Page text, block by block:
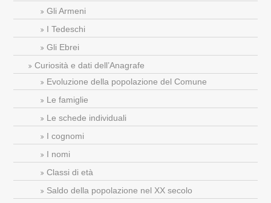
Gli Armeni
I Tedeschi
Gli Ebrei
Curiosità e dati dell’Anagrafe
Evoluzione della popolazione del Comune
Le famiglie
Le schede individuali
I cognomi
I nomi
Classi di età
Saldo della popolazione nel XX secolo